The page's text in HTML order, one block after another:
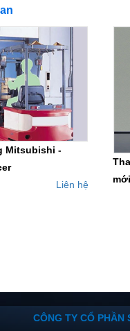
Mitsubishi -
Liên hệ
CÔNG TY CỔ PHẦN